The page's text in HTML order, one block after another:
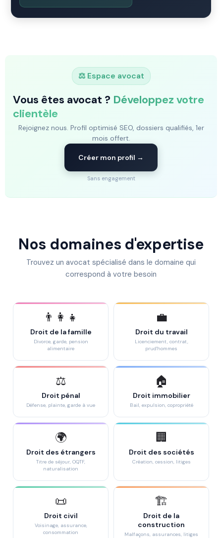
⚖️ Espace avocat
Vous êtes avocat ? Développez votre
clientèle
Rejoignez nous. Profil optimisé SEO, dossiers qualifiés, 1er
mois offert.
Créer mon profil →
Sans engagement
Nos domaines d'expertise
Trouvez un avocat spécialisé dans le domaine qui
correspond à votre besoin
👨‍👩‍👧
Droit de la famille
Divorce, garde, pension
alimentaire
💼
Droit du travail
Licenciement, contrat,
prud'hommes
⚖️
Droit pénal
Défense, plainte, garde à vue
🏠
Droit immobilier
Bail, expulsion, copropriété
🌍
Droit des étrangers
Titre de séjour, OQTF,
naturalisation
🏢
Droit des sociétés
Création, cession, litiges
📜
Droit civil
Voisinage, assurance,
consommation
🏗️
Droit de la
construction
Malfaçons, assurances, litiges